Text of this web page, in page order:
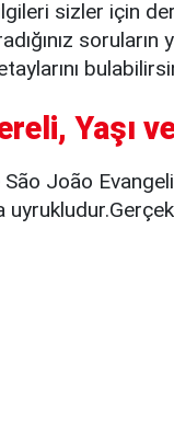
sizler için
soruların
Yaşı
João